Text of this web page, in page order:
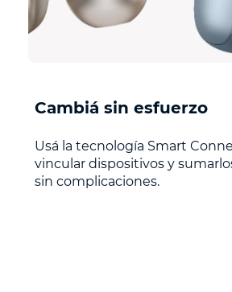
Cambiá sin esfuerzo
Usá la tecnología Smart
vincular dispositivos y
sin complicaciones.